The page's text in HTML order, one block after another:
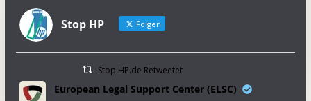
Stop HP Folgen
Stop HP.de Retweetet
European Legal Support Center (ELSC)